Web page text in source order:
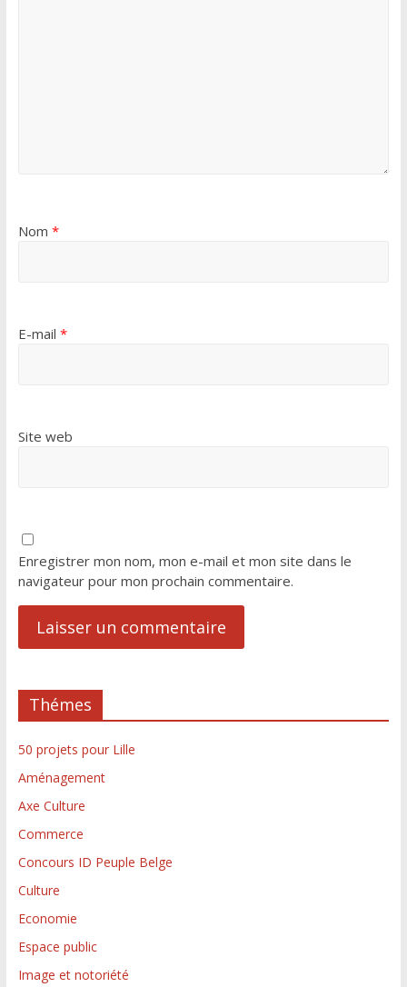
Nom *
E-mail *
Site web
Enregistrer mon nom, mon e-mail et mon site dans le
navigateur pour mon prochain commentaire.
Thémes
50 projets pour Lille
Aménagement
Axe Culture
Commerce
Concours ID Peuple Belge
Culture
Economie
Espace public
Image et notoriété